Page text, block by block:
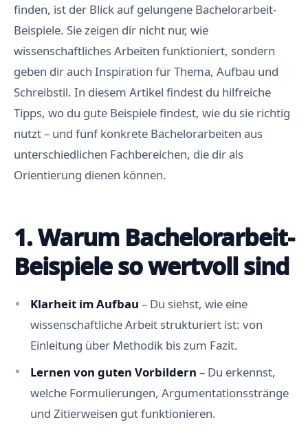
finden, ist der Blick auf gelungene Bachelorarbeit-
Beispiele. Sie zeigen dir nicht nur, wie
wissenschaftliches Arbeiten funktioniert, sondern
geben dir auch Inspiration für Thema, Aufbau und
Schreibstil. In diesem Artikel findest du hilfreiche
Tipps, wo du gute Beispiele findest, wie du sie richtig
nutzt – und fünf konkrete Bachelorarbeiten aus
unterschiedlichen Fachbereichen, die dir als
Orientierung dienen können.
1. Warum Bachelorarbeit-
Beispiele so wertvoll sind
Klarheit im Aufbau – Du siehst, wie eine
wissenschaftliche Arbeit strukturiert ist: von
Einleitung über Methodik bis zum Fazit.
Lernen von guten Vorbildern – Du erkennst,
welche Formulierungen, Argumentationsstränge
und Zitierweisen gut funktionieren.